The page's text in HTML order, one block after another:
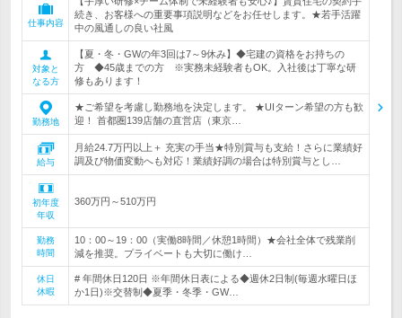
仕事内容
続き、お客様への重要事項説明などをお任せします。★若手活躍
中の風通しの良い社風
対象と
なる方
【夏・冬・GWの年3回は7～9休み】◆宅建の資格をお持ちの
方 ◆45歳までの方 ※実務未経験者もOK。入社後は丁寧な研
修もあります！
勤務地
★ご希望を考慮し勤務地を決定します。 ★UIターン希望の方も歓
迎！ 首都圏139店舗の直営店（東京…
給与
月給24.7万円以上＋ 充実の手当★特別賞与も支給！さらに業績好
調及び物価変動へも対応！業績好調の場合は特別賞与とし…
初年度
年収
360万円～510万円
勤務
時間
10：00～19：00（実働8時間／休憩1時間）★会社全体で残業削
減を推奨。プライベートも大切に働け…
休日
休暇
# 年間休日120日 ※年間休日表による◆週休2日制(毎週水曜日ほ
か1日)※交替制◆夏季・冬季・GW…